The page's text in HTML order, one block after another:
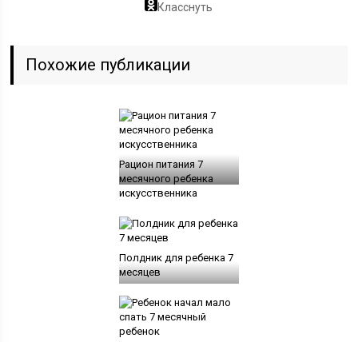
Класснуть
Похожие публикации
Рацион питания 7
месячного ребенка
искусственника
Полдник для ребенка 7
месяцев